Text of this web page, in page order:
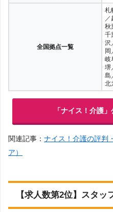
全国拠点一覧
札
秋
千
沢
岡
岐
堺
島
北
「ナイス！介護
関連記事： ナイス！介護の評判
ア）
【求人数第2位】スタ